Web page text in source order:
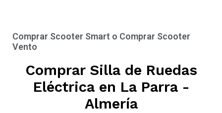
Comprar Scooter Smart o Comprar Scooter
Vento
Comprar Silla de Ruedas
Eléctrica en La Parra -
Almería